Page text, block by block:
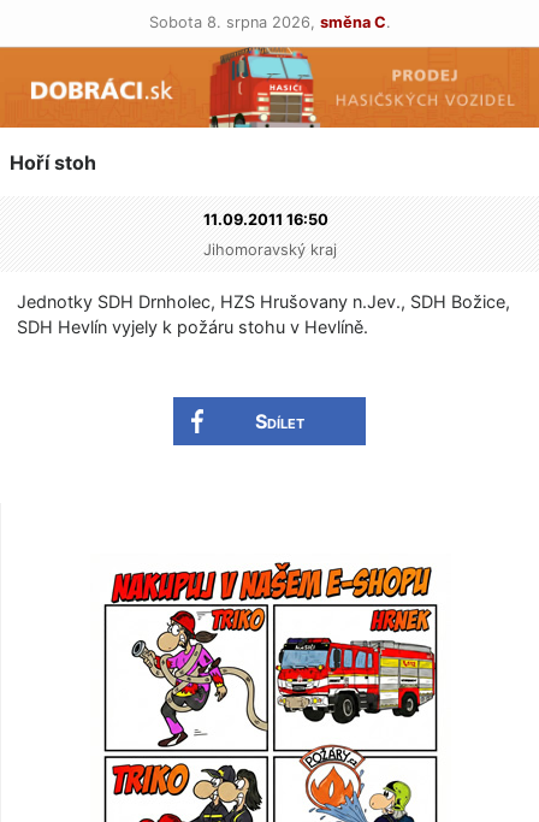
Sobota 8. srpna 2026, směna C.
Hoří stoh
11.09.2011 16:50
Jihomoravský kraj
Jednotky SDH Drnholec, HZS Hrušovany n.Jev., SDH Božice,
SDH Hevlín vyjely k požáru stohu v Hevlíně.
Sdílet